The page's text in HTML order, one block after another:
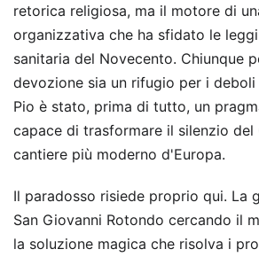
retorica religiosa, ma il motore di
organizzativa che ha sfidato le
sanitaria del Novecento. Chiunque
devozione sia un rifugio per i
Pio è stato, prima di tutto, un
capace di trasformare il silenzio del
cantiere più moderno d'Europa.
Il paradosso risiede proprio qui. La
San Giovanni Rotondo cercando il
la soluzione magica che risolva i